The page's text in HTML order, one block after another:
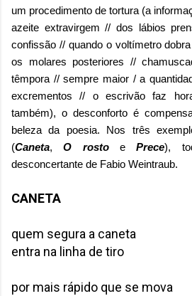
um procedimento de tortura (a
azeite extravirgem // dos lábios
confissão // quando o voltímetro
os molares posteriores //
têmpora // sempre maior / a
excrementos // o escrivão faz
também), o desconfortoé
beleza da poesia. Nos três
(Caneta,O rostoePrece),
desconcertante de Fabio Weintraub.
CANETA
quem segura a caneta
entra na linha de tiro
por mais rápido que se mova